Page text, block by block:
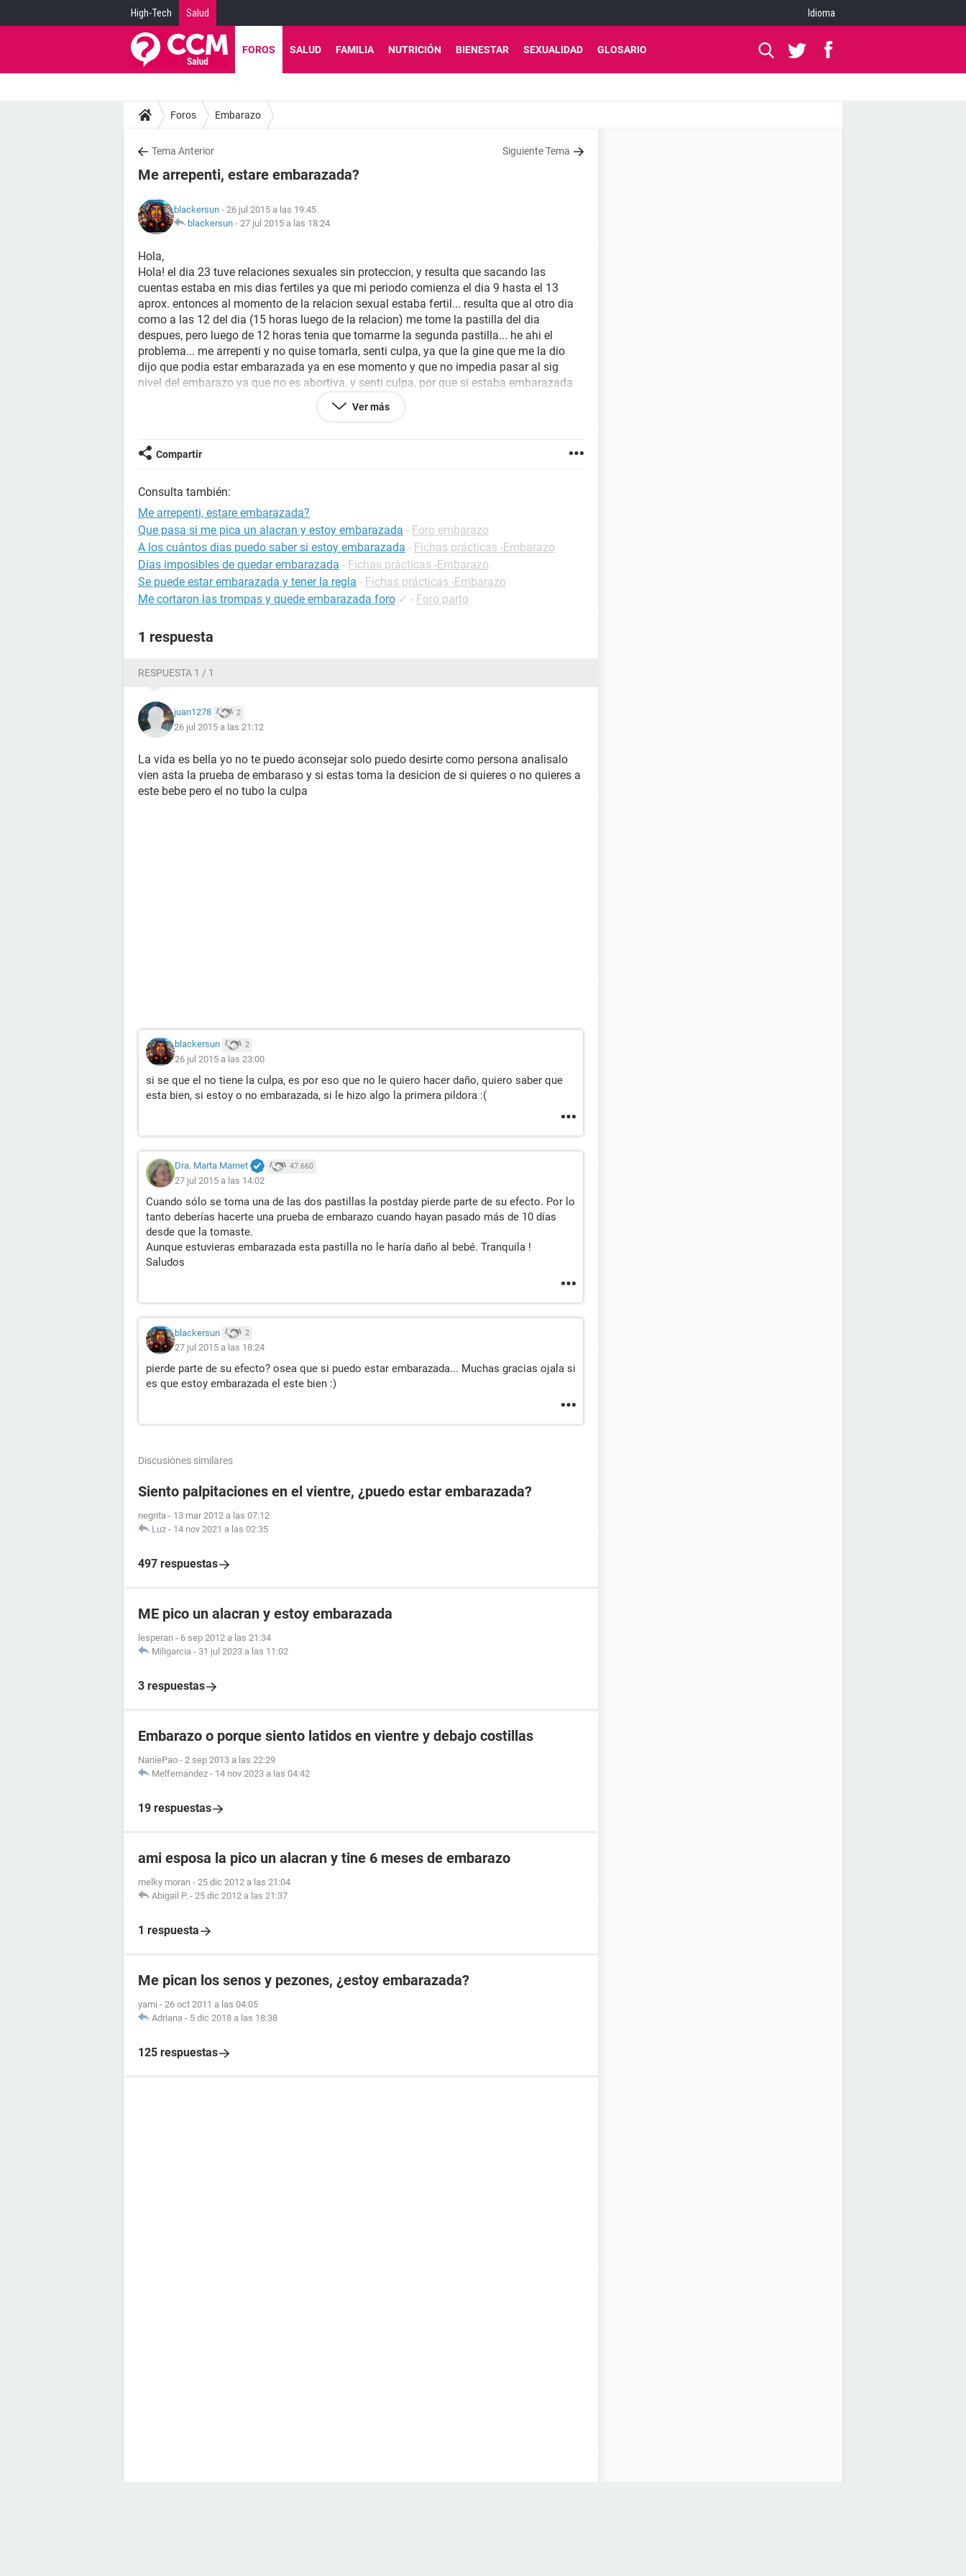
High-Tech Salud Idioma
FOROS SALUD FAMILIA NUTRICIÓN BIENESTAR SEXUALIDAD GLOSARIO
Foros Embarazo
Tema Anterior Siguiente Tema
Me arrepenti, estare embarazada?
blackersun - 26 jul 2015 a las 19:45
blackersun - 27 jul 2015 a las 18:24
Hola,
Hola! el dia 23 tuve relaciones sexuales sin proteccion, y resulta que sacando las
cuentas estaba en mis dias fertiles ya que mi periodo comienza el dia 9 hasta el 13
aprox. entonces al momento de la relacion sexual estaba fertil... resulta que al otro dia
como a las 12 del dia (15 horas luego de la relacion) me tome la pastilla del dia
despues, pero luego de 12 horas tenia que tomarme la segunda pastilla... he ahi el
problema... me arrepenti y no quise tomarla, senti culpa, ya que la gine que me la dio
dijo que podia estar embarazada ya en ese momento y que no impedia pasar al sig
nivel del embarazo ya que no es abortiva, y senti culpa, por que si estaba embarazada
sirvio la primera pastilla por si sola? es importante tomar la segunda? le hara daño al
Ver más
Compartir
Consulta también:
Me arrepenti, estare embarazada?
Que pasa si me pica un alacran y estoy embarazada - Foro embarazo
A los cuántos dias puedo saber si estoy embarazada - Fichas prácticas -Embarazo
Días imposibles de quedar embarazada - Fichas prácticas -Embarazo
Se puede estar embarazada y tener la regla - Fichas prácticas -Embarazo
Me cortaron las trompas y quede embarazada foro ✓ - Foro parto
1 respuesta
RESPUESTA 1 / 1
juan1278 2
26 jul 2015 a las 21:12
La vida es bella yo no te puedo aconsejar solo puedo desirte como persona analisalo
vien asta la prueba de embaraso y si estas toma la desicion de si quieres o no quieres a
este bebe pero el no tubo la culpa
blackersun 2
26 jul 2015 a las 23:00
si se que el no tiene la culpa, es por eso que no le quiero hacer daño, quiero saber que
esta bien, si estoy o no embarazada, si le hizo algo la primera pildora :(
Dra. Marta Marnet 47.660
27 jul 2015 a las 14:02
Cuando sólo se toma una de las dos pastillas la postday pierde parte de su efecto. Por lo
tanto deberías hacerte una prueba de embarazo cuando hayan pasado más de 10 días
desde que la tomaste.
Aunque estuvieras embarazada esta pastilla no le haría daño al bebé. Tranquila !
Saludos
blackersun 2
27 jul 2015 a las 18:24
pierde parte de su efecto? osea que si puedo estar embarazada... Muchas gracias ojala si
es que estoy embarazada el este bien :)
Discusiones similares
Siento palpitaciones en el vientre, ¿puedo estar embarazada?
negrita - 13 mar 2012 a las 07:12
Luz - 14 nov 2021 a las 02:35
497 respuestas
ME pico un alacran y estoy embarazada
lesperan - 6 sep 2012 a las 21:34
Miligarcia - 31 jul 2023 a las 11:02
3 respuestas
Embarazo o porque siento latidos en vientre y debajo costillas
NaniePao - 2 sep 2013 a las 22:29
Melfernandez - 14 nov 2023 a las 04:42
19 respuestas
ami esposa la pico un alacran y tine 6 meses de embarazo
melky moran - 25 dic 2012 a las 21:04
Abigail P. - 25 dic 2012 a las 21:37
1 respuesta
Me pican los senos y pezones, ¿estoy embarazada?
yami - 26 oct 2011 a las 04:05
Adriana - 5 dic 2018 a las 18:38
125 respuestas